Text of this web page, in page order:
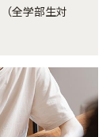
全学部生対